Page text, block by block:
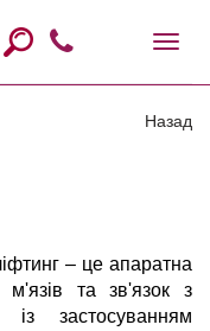
Назад
– це апаратна
м'язів та зв'язок з
застосуванням